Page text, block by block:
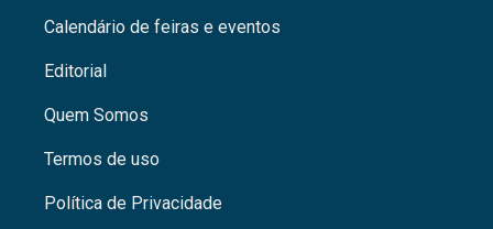
Calendário de feiras e eventos
Editorial
Quem Somos
Termos de uso
Política de Privacidade